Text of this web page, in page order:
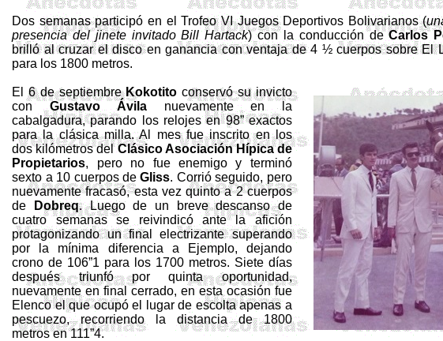
Dos semanas participó en el Trofeo VI Juegos Deportivos Bolivarianos (
presencia del jinete invitado Bill Hartack) con la conducción deCarlos
brilló al cruzar el disco en ganancia con ventaja de 4 ½ cuerpos sobre El
para los 1800 metros.
El 6 de septiembre Kokotito conservó su invicto
conGustavo Ávila nuevamente en la
cabalgadura, parando los relojes en 98” exactos
para la clásica milla. Al mes fue inscrito en los
dos kilómetros delClásico Asociación Hípica de
Propietarios, pero no fue enemigo y terminó
sexto a 10 cuerpos deGliss. Corrió seguido, pero
nuevamente fracasó, esta vez quinto a 2 cuerpos
de
Dobreq. Luego de un breve descanso de
cuatro semanas se reivindicó ante la afición
protagonizando un final electrizante superando
por la mínima diferencia a Ejemplo, dejando
crono de 106”1 para los 1700 metros. Siete días
después triunfó por quinta oportunidad,
nuevamente en final cerrado, en esta ocasión fue
Elenco el que ocupó el lugar de escolta apenas a
pescuezo, recorriendo la distancia de 1800
metros en 111”4.